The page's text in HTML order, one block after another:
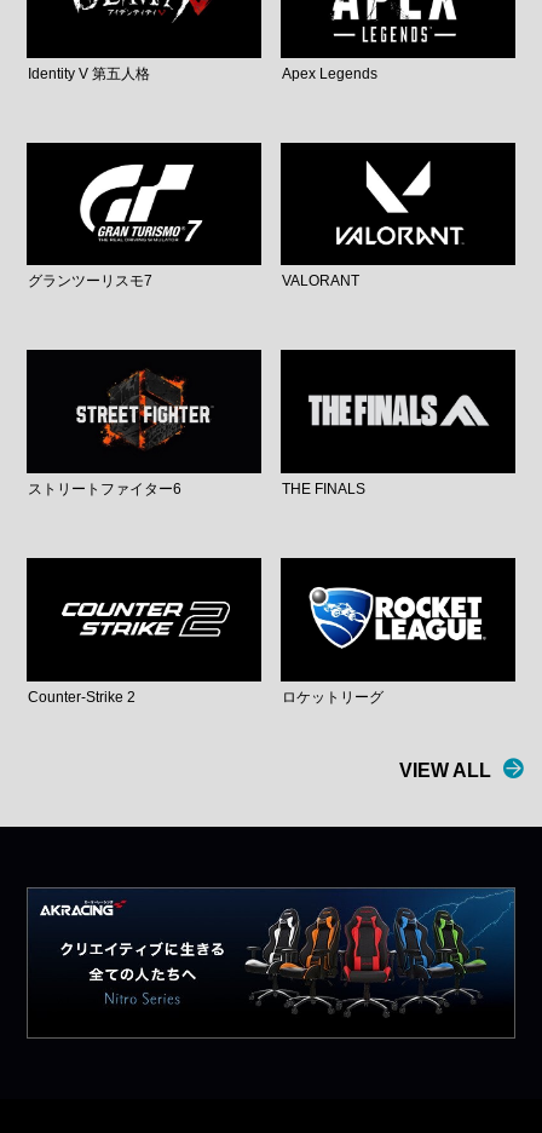
Identity V 第五人格 Apex Legends
グランツーリスモ7 VALORANT
ストリートファイター6 THE FINALS
Counter-Strike 2 ロケットリーグ
VIEW ALL